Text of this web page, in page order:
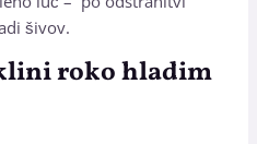
šivov.
roko hladim